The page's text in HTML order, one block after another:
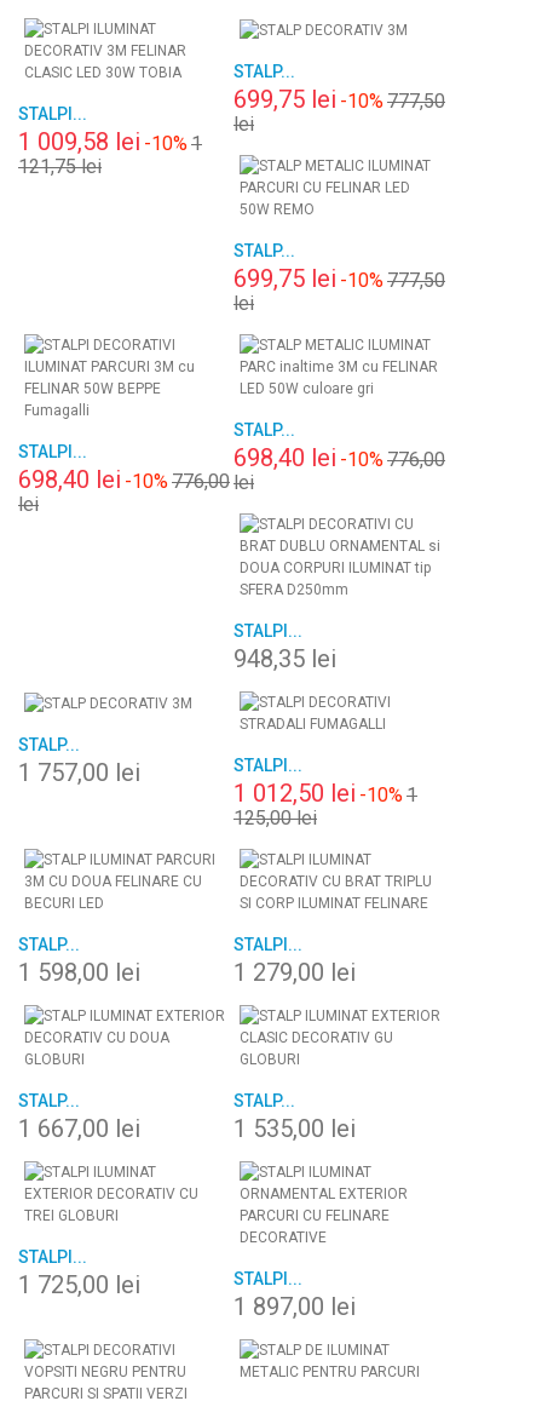
STALPI...
1 009,58 lei -10%1
121,75 lei
STALP...
699,75 lei -10%777,50
lei
STALP...
699,75 lei -10%777,50
lei
STALPI...
698,40 lei -10%776,00
lei
STALP...
698,40 lei -10%776,00
lei
STALPI...
948,35 lei
STALP...
1 757,00 lei STALPI...
1 012,50 lei -10%1
125,00 lei
STALP...
1 598,00 lei
STALPI...
1 279,00 lei
STALP...
1 667,00 lei
STALP...
1 535,00 lei
STALPI...
1 725,00 lei STALPI...
1 897,00 lei